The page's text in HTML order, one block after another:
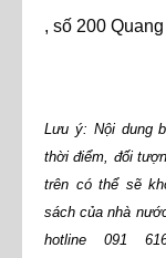
, số 200
Lưu ý: Nội dung
thời điểm, đối
trên có thể sẽ
sách của nhà
hotline 091